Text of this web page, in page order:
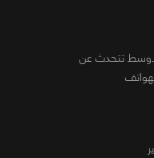
تتحدث عن